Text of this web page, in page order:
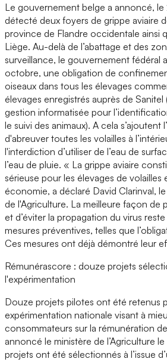
Le gouvernement belge a annoncé,
détecté deux foyers de grippe aviaire
province de Flandre occidentale ainsi
Liège. Au-delà de l’abattage et des
surveillance, le gouvernement fédéral
octobre, une obligation de
oiseaux dans tous les élevages
élevages enregistrés auprès de Sanitel
gestion informatisée pour
le suivi des animaux). A cela s’ajoutent
d'abreuver toutes les volailles à
l'interdiction d’utiliser de l’eau de
l’eau de pluie. « La grippe aviaire
sérieuse pour les élevages de volailles
économie, a déclaré David Clarinval,
de l'Agriculture. La meilleure façon de
et d’éviter la propagation du virus
mesures préventives, telles que
Ces mesures ont déjà démontré leur
Rémunérascore : douze projets
l'expérimentation
Douze projets pilotes ont été retenus
expérimentation nationale visant à
consommateurs sur la rémunération
annoncé le ministère de l’Agriculture
projets ont été sélectionnés à l’issue